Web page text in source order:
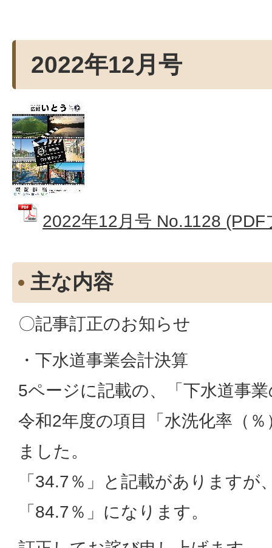
2022年12月号
2022年12月号 No.1128
主な内容
〇記事訂正のお知らせ
・下水道事業会計決算
5ページに記載の、「下水道事
令和2年度の項目「水洗化率（
ました。
「34.7％」と記載がありますが
「84.7％」になります。